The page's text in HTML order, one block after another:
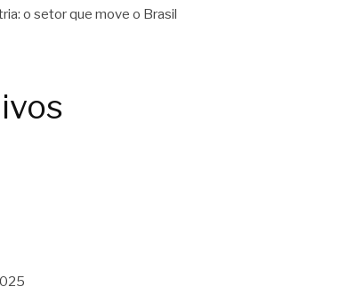
o setor que move o Brasil